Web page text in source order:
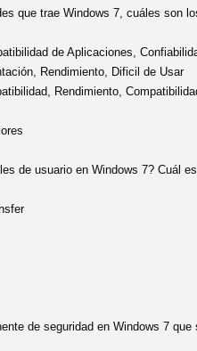
que trae Windows 7, cuáles son
de Aplicaciones,
Rendimiento, Dificil de Usar
Rendimiento,
de usuario en Windows 7? Cuál
de seguridad en Windows 7